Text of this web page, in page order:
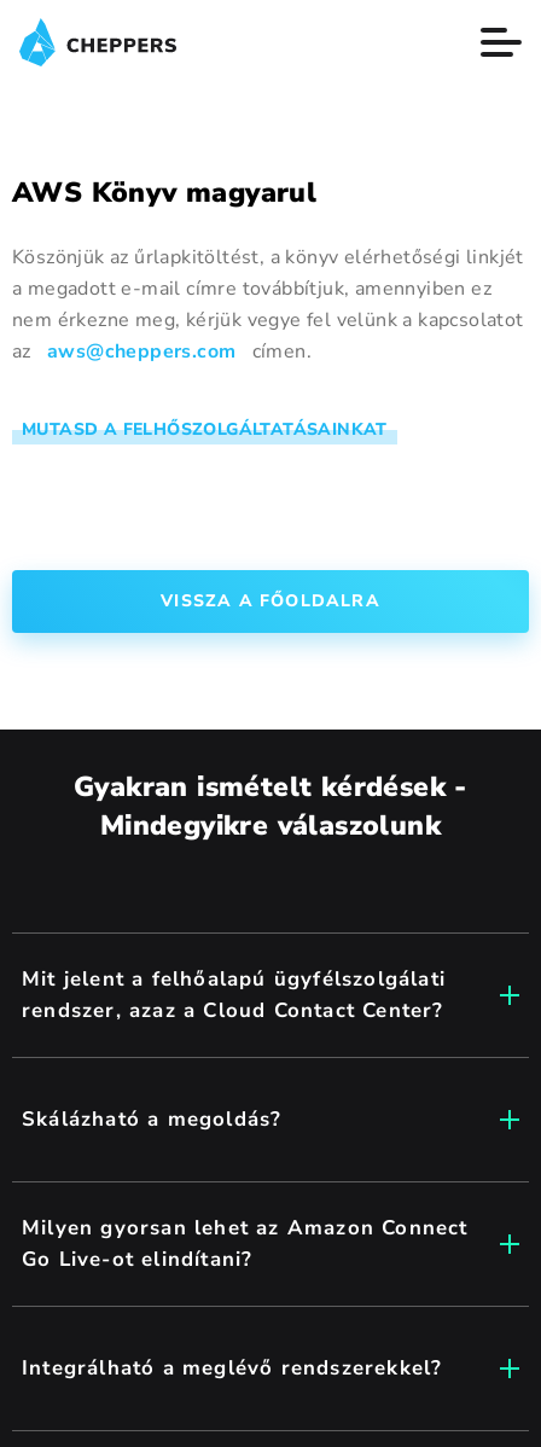
AWS Könyv magyarul
Köszönjük az űrlapkitöltést, a könyv elérhetőségi linkjét
a megadott e-mail címre továbbítjuk, amennyiben ez
nem érkezne meg, kérjük vegye fel velünk a kapcsolatot
az aws@cheppers.com címen.
MUTASD A FELHŐSZOLGÁLTATÁSAINKAT
VISSZA A FŐOLDALRA
Gyakran ismételt kérdések -
Mindegyikre válaszolunk
Mit jelent a felhőalapú ügyfélszolgálati
rendszer, azaz a Cloud Contact Center?
Skálázható a megoldás?
Milyen gyorsan lehet az Amazon Connect
Go Live-ot elindítani?
Integrálható a meglévő rendszerekkel?